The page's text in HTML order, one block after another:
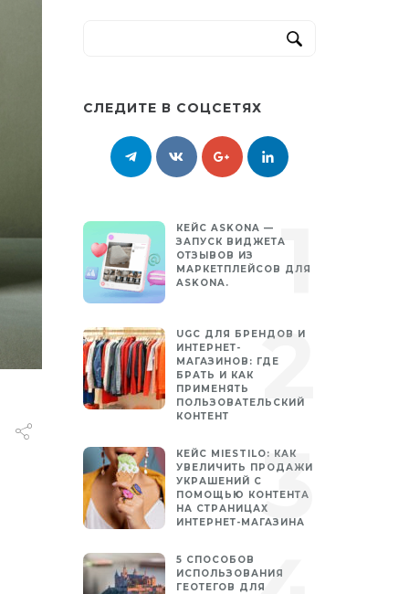
СЛЕДИТЕ В СОЦСЕТЯХ
КЕЙС ASKONA —
ЗАПУСК ВИДЖЕТА
ОТЗЫВОВ ИЗ
МАРКЕТПЛЕЙСОВ ДЛЯ
ASKONA.
UGC ДЛЯ БРЕНДОВ И
ИНТЕРНЕТ-
МАГАЗИНОВ: ГДЕ
БРАТЬ И КАК
ПРИМЕНЯТЬ
ПОЛЬЗОВАТЕЛЬСКИЙ
КОНТЕНТ
КЕЙС MIESTILO: КАК
УВЕЛИЧИТЬ ПРОДАЖИ
УКРАШЕНИЙ С
ПОМОЩЬЮ КОНТЕНТА
НА СТРАНИЦАХ
ИНТЕРНЕТ-МАГАЗИНА
5 СПОСОБОВ
ИСПОЛЬЗОВАНИЯ
ГЕОТЕГОВ ДЛЯ